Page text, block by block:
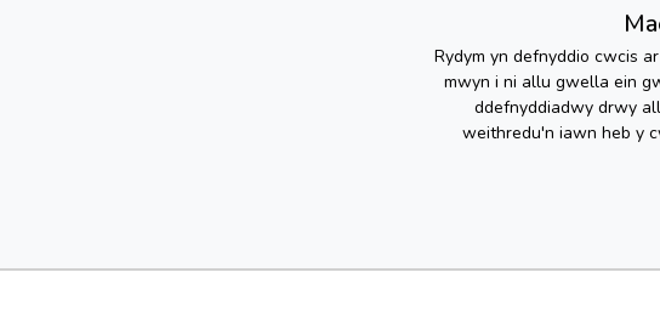
Rydym yn defnyddio cwcis
mwyn i ni allu gwella ein
ddefnyddiadwy drwy
weithredu'n iawn heb y